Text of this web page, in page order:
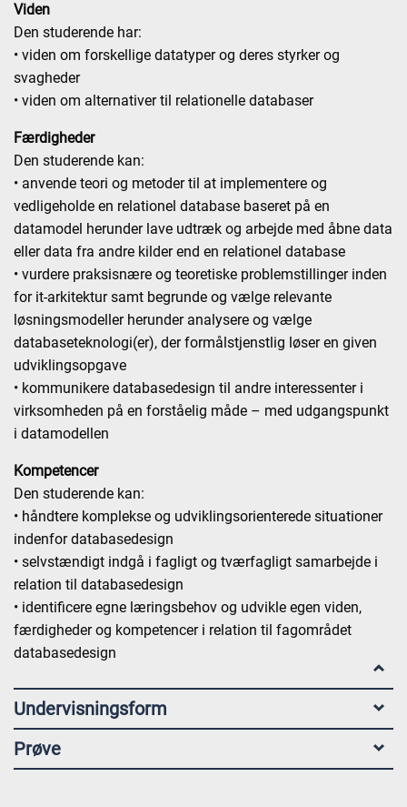
Viden
Den studerende har:
• viden om forskellige datatyper og deres styrker og
svagheder
• viden om alternativer til relationelle databaser
Færdigheder
Den studerende kan:
• anvende teori og metoder til at implementere og
vedligeholde en relationel database baseret på en
datamodel herunder lave udtræk og arbejde med åbne data
eller data fra andre kilder end en relationel database
• vurdere praksisnære og teoretiske problemstillinger inden
for it-arkitektur samt begrunde og vælge relevante
løsningsmodeller herunder analysere og vælge
databaseteknologi(er), der formålstjenstlig løser en given
udviklingsopgave
• kommunikere databasedesign til andre interessenter i
virksomheden på en forståelig måde – med udgangspunkt
i datamodellen
Kompetencer
Den studerende kan:
• håndtere komplekse og udviklingsorienterede situationer
indenfor databasedesign
• selvstændigt indgå i fagligt og tværfagligt samarbejde i
relation til databasedesign
• identificere egne læringsbehov og udvikle egen viden,
færdigheder og kompetencer i relation til fagområdet
databasedesign
Undervisningsform
Prøve